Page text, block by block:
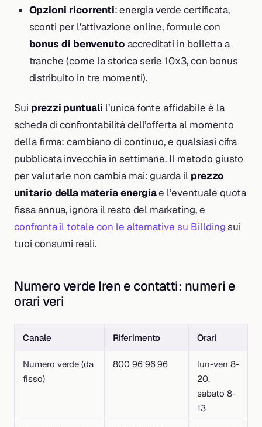
Opzioni ricorrenti: energia verde certificata,
sconti per l’attivazione online, formule con
bonus di benvenuto accreditati in bolletta a
tranche (come la storica serie 10x3, con bonus
distribuito in tre momenti).
Sui prezzi puntuali l’unica fonte affidabile è la
scheda di confrontabilità dell’offerta al momento
della firma: cambiano di continuo, e qualsiasi cifra
pubblicata invecchia in settimane. Il metodo giusto
per valutarle non cambia mai: guarda il prezzo
unitario della materia energiae l’eventuale quota
fissa annua, ignora il resto del marketing, e
confronta il totale con le alternative su Billdingsui
tuoi consumi reali.
Numero verde Iren e contatti: numeri e
orari veri
Canale Riferimento Orari
Numero verde (da
fisso)
800 96 96 96
lun-ven 8-
20,
sabato 8-
13